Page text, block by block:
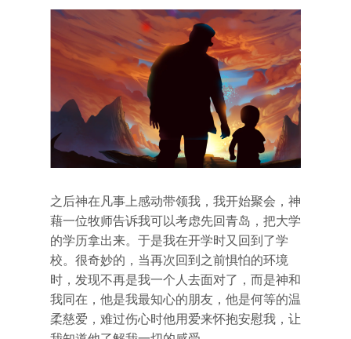
之后神在凡事上感动带领我，我开始聚会，神
藉一位牧师告诉我可以考虑先回青岛，把大学
的学历拿出来。于是我在开学时又回到了学
校。很奇妙的，当再次回到之前惧怕的环境
时，发现不再是我一个人去面对了，而是神和
我同在，他是我最知心的朋友，他是何等的温
柔慈爱，难过伤心时他用爱来怀抱安慰我，让